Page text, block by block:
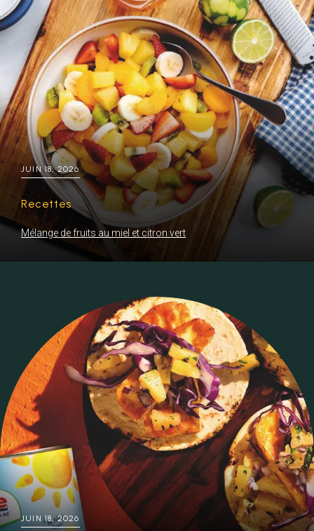
JUIN 18, 2026
Recettes
Mélange de fruits au miel et citron vert
JUIN 18, 2026